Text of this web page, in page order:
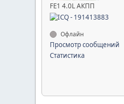
FE1 4.0L АКПП
Офлайн
Просмотр сообщений
Статистика